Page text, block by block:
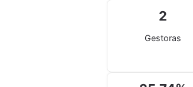
2
Gestoras